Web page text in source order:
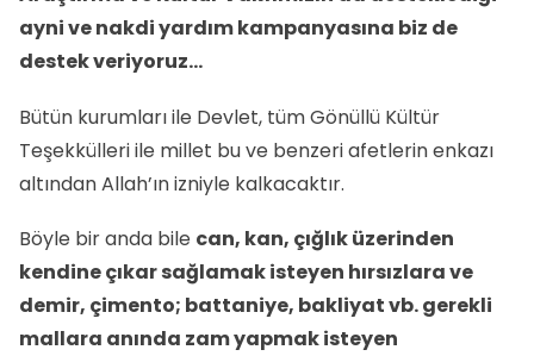
ayni ve nakdi yardım kampanyasına biz de
destek veriyoruz…
Bütün kurumları ile Devlet, tüm Gönüllü Kültür
Teşekkülleri ile millet bu ve benzeri afetlerin enkazı
altından Allah’ın izniyle kalkacaktır.
Böyle bir anda bile can, kan, çığlık üzerinden
kendine çıkar sağlamak isteyen hırsızlara ve
demir, çimento; battaniye, bakliyat vb. gerekli
mallara anında zam yapmak isteyen